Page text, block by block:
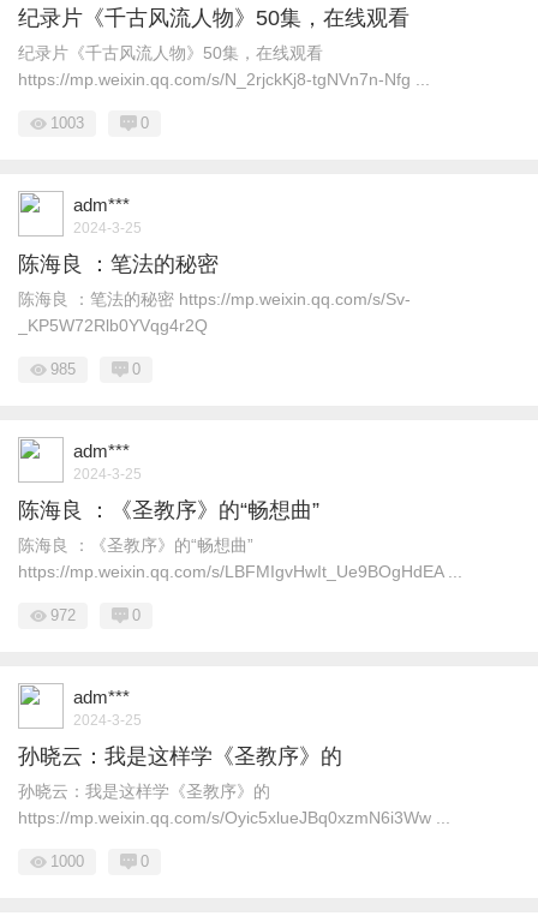
纪录片《千古风流人物》50集，在线观看
纪录片《千古风流人物》50集，在线观看
https://mp.weixin.qq.com/s/N_2rjckKj8-tgNVn7n-Nfg ...
1003 0
adm***
2024-3-25
陈海良 ：笔法的秘密
陈海良 ：笔法的秘密 https://mp.weixin.qq.com/s/Sv-
_KP5W72Rlb0YVqg4r2Q
985 0
adm***
2024-3-25
陈海良 ：《圣教序》的“畅想曲”
陈海良 ：《圣教序》的“畅想曲”
https://mp.weixin.qq.com/s/LBFMIgvHwIt_Ue9BOgHdEA ...
972 0
adm***
2024-3-25
孙晓云：我是这样学《圣教序》的
孙晓云：我是这样学《圣教序》的
https://mp.weixin.qq.com/s/Oyic5xlueJBq0xzmN6i3Ww ...
1000 0